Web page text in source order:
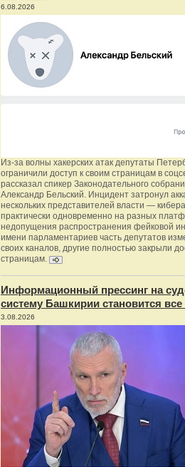
6.08.2026
Из‑за волны хакерских атак депутаты
ограничили доступ к своим страницам в
рассказал спикер Законодательного
Александр Бельский. Инцидент затронул
нескольких представителей власти —
практически одновременно на разных
недопущения распространения фейковой
имени парламентариев часть депутатов
своих каналов, другие полностью закрыли
страницам.
Информационный прессинг на
систему Башкирии становится все
3.08.2026